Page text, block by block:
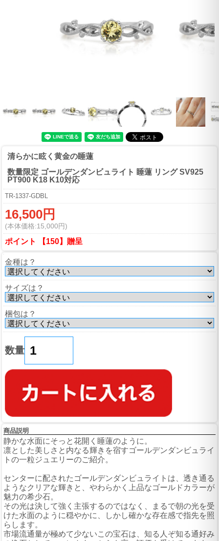
清らかに眩く黄金の睡蓮
数量限定 ゴールデンダンビュライト 睡蓮 リング SV925
PT900 K18 K10対応
TR-1337-GDBL
16,500円
(本体価格:15,000円)
ポイント 【150】贈呈
金種は？
サイズは？
梱包は？
数量
商品説明
静かな水面にそっと花開く睡蓮のように。
凛とした美しさと内なる輝きを宿すゴールデンダンビュライ
トの一粒ジュエリーのご紹介。
センターに配されたゴールデンダンビュライトは、透き通る
ようなクリアな輝きと、やわらかく上品なゴールドカラーが
魅力の希少石。
その光は決して強く主張するのではなく、まるで朝の光を受
けた水面のように穏やかに、しかし確かな存在感で指先を照
らします。
市場流通量が極めて少ないこの宝石は、知る人ぞ知る通好み